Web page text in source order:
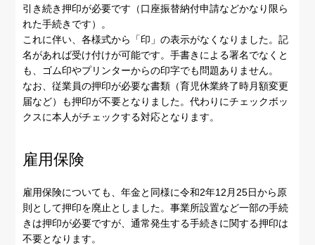
引き続き押印が必要です（口座振替納付申請などかなり限ら
れた手続きです）。
これに伴い、各様式から「印」の表示がなくなりました。記
名があれば受け付けが可能です。手書きによる署名でなくと
も、ゴム印やプリンターからの印字でも問題ありません。
なお、従業員の押印が必要な書類（育児休業終了時月額変更
届など）も押印が不要となりました。代わりにチェックボッ
クスに本人がチェックする対応となります。
雇用保険
雇用保険についても、年金と同様に令和2年12月25日から原
則として押印を廃止としました。事業所設置など一部の手続
きは押印が必要ですが、通常発生する手続きに関する押印は
不要となります。